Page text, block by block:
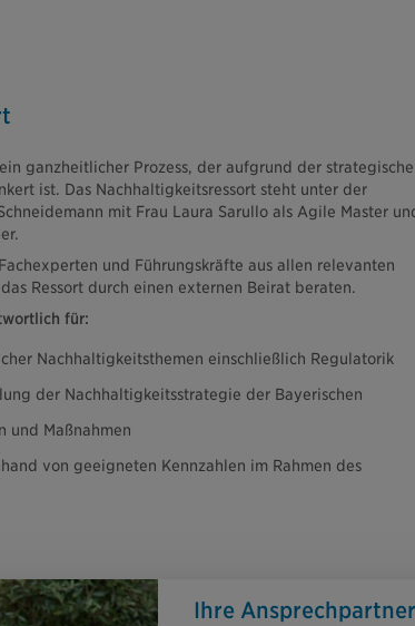
ganzheitlicher Prozess, der aufgrund der
ist. Das Nachhaltigkeitsressort steht unter der
mit Frau Laura Sarullo als Agile Master
und Führungskräfte aus allen relevanten
Ressort durch einen externen Beirat beraten.
für:
Nachhaltigkeitsthemen einschließlich Regulatorik
der Nachhaltigkeitsstrategie der Bayerischen
und Maßnahmen
von geeigneten Kennzahlen im Rahmen des
Ihre Ansprechpartner